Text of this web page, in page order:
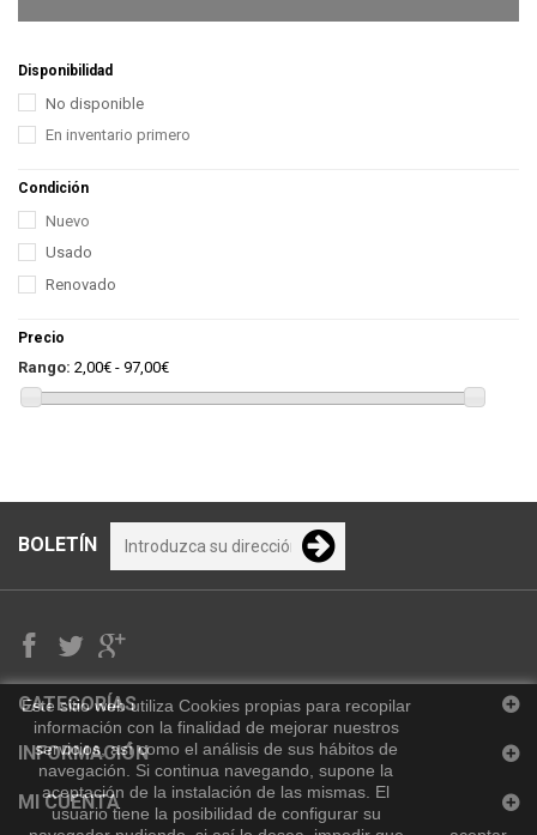
Disponibilidad
No disponible
En inventario primero
Condición
Nuevo
Usado
Renovado
Precio
Rango: 2,00€ - 97,00€
BOLETÍN
CATEGORÍAS
INFORMACIÓN
MI CUENTA
Este sitio web utiliza Cookies propias para recopilar
información con la finalidad de mejorar nuestros
servicios, así como el análisis de sus hábitos de
navegación. Si continua navegando, supone la
aceptación de la instalación de las mismas. El
usuario tiene la posibilidad de configurar su